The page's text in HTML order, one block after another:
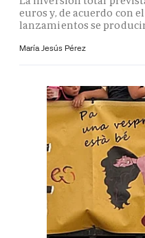
euros y, de acuerdo con
lanzamientos se
María Jesús Pérez